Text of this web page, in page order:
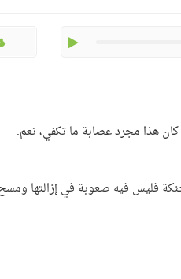
هذا مجرد عصابة ما تكفي، نعم.
فليس فيه صعوبة في إزالتها